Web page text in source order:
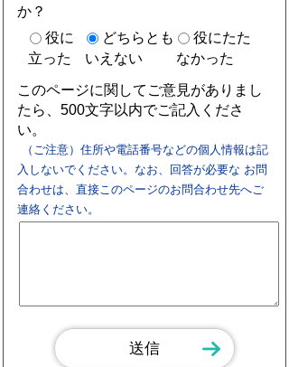
か？
役に
立った
どちらとも
いえない
役にたた
なかった
このページに関してご意見がありまし
たら、500文字以内でご記入くださ
い。
（ご注意）住所や電話番号などの個人情報は記
入しないでください。なお、回答が必要な お問
合わせは、直接このページのお問合わせ先へご
連絡ください。